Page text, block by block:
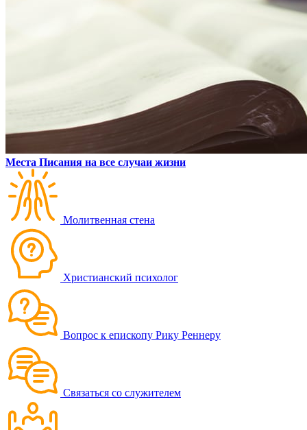
Места Писания на все случаи жизни
Молитвенная стена
Христианский психолог
Вопрос к епископу Рику Реннеру
Связаться со служителем